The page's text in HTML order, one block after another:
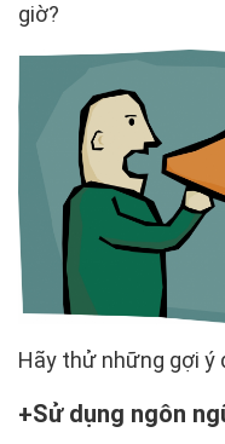
giờ?
Hãy thử những gợi ý
Sử dụng ngôn